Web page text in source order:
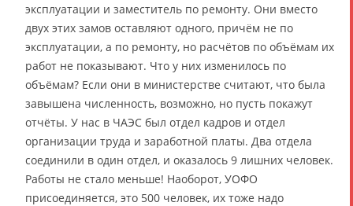
эксплуатации и заместитель по ремонту. Они вместо
двух этих замов оставляют одного, причём не по
эксплуатации, а по ремонту, но расчётов по объёмам их
работ не показывают. Что у них изменилось по
объёмам? Если они в министерстве считают, что была
завышена численность, возможно, но пусть покажут
отчёты. У нас в ЧАЭС был отдел кадров и отдел
организации труда и заработной платы. Два отдела
соединили в один отдел, и оказалось 9 лишних человек.
Работы не стало меньше! Наоборот, УОФО
присоединяется, это 500 человек, их тоже надо